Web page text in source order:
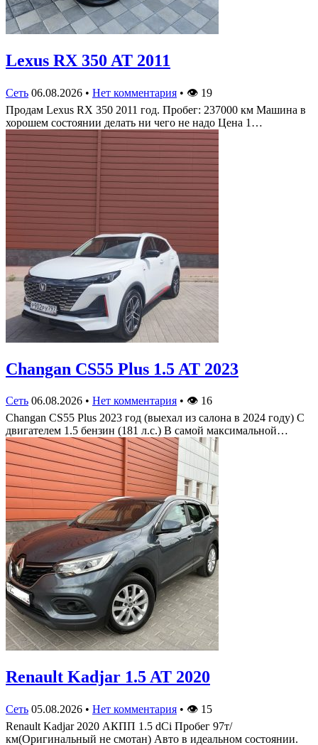
Lexus RX 350 AT 2011
Сеть 06.08.2026 • Нет комментария • 👁 19
Продам Lexus RX 350 2011 год. Пробег: 237000 км Машина в
хорошем состоянии делать ни чего не надо Цена 1…
Changan CS55 Plus 1.5 AT 2023
Сеть 06.08.2026 • Нет комментария • 👁 16
Changan CS55 Plus 2023 год (выехал из салона в 2024 году) С
двигателем 1.5 бензин (181 л.с.) В самой максимальной…
Renault Kadjar 1.5 AT 2020
Сеть 05.08.2026 • Нет комментария • 👁 15
Renault Kadjar 2020 АКПП 1.5 dCi Пробег 97т/
км(Оригинальный не смотан) Авто в идеальном состоянии.